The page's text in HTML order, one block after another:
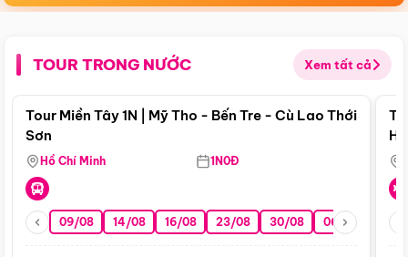
TOUR TRONG NƯỚC Xem tất cả
Điểm nổi bật
Tour Miền Tây 1N | Mỹ Tho - Bến Tre - Cù Lao Thới
Sơn
Hồ Chí Minh 1N0Đ
09/08 14/08 16/08 23/08 30/08 06/09 13/09